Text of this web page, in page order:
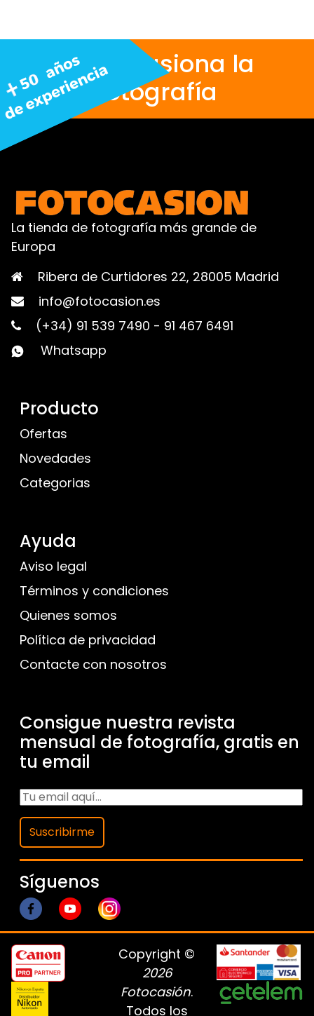
Nos apasiona la
fotografía
La tienda de fotografía más grande de
Europa
Ribera de Curtidores 22, 28005 Madrid
info@fotocasion.es
(+34) 91 539 7490 - 91 467 6491
Whatsapp
Producto
Ofertas
Novedades
Categorias
Ayuda
Aviso legal
Términos y condiciones
Quienes somos
Política de privacidad
Contacte con nosotros
Consigue nuestra revista
mensual de fotografía, gratis en
tu email
Suscribirme
Síguenos
Copyright ©
2026
Fotocasión.
Todos los